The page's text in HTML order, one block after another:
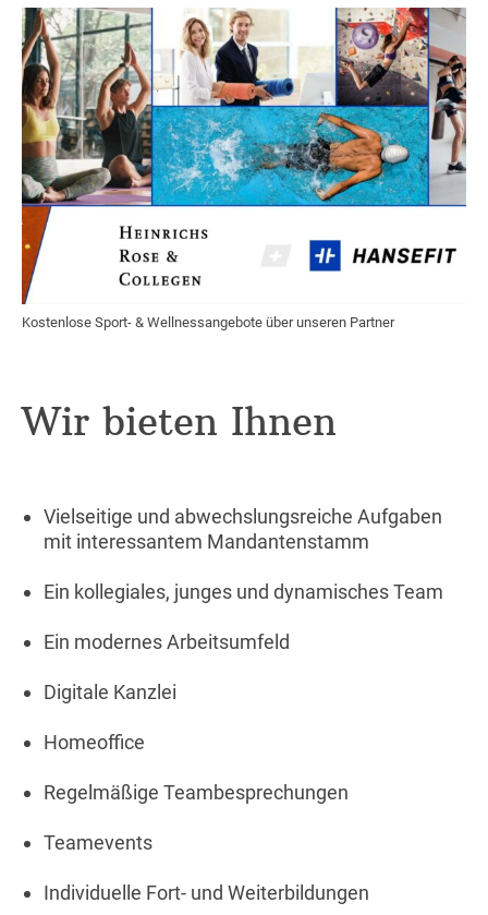
Kostenlose Sport- & Wellnessangebote über unseren Partner
Wir bieten Ihnen
Vielseitige und abwechslungsreiche Aufgaben
mit interessantem Mandantenstamm
Ein kollegiales, junges und dynamisches Team
Ein modernes Arbeitsumfeld
Digitale Kanzlei
Homeoffice
Regelmäßige Teambesprechungen
Teamevents
Individuelle Fort- und Weiterbildungen